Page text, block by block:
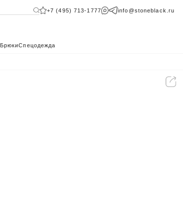
+7 (495) 713-1777 info@stoneblack.ru
БрюкиСпецодежда